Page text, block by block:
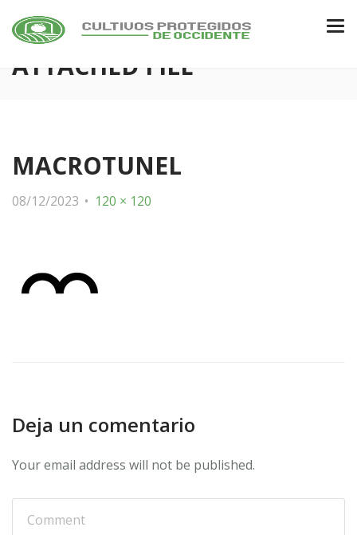
ATTACHED FILE
MACROTUNEL
08/12/2023 120 × 120
Deja un comentario
Your email address will not be published.